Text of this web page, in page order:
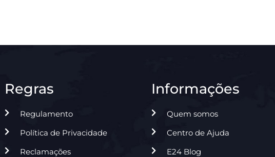
Regras
Regulamento
Política de Privacidade
Reclamações
Informações
Quem somos
Centro de Ajuda
E24 Blog